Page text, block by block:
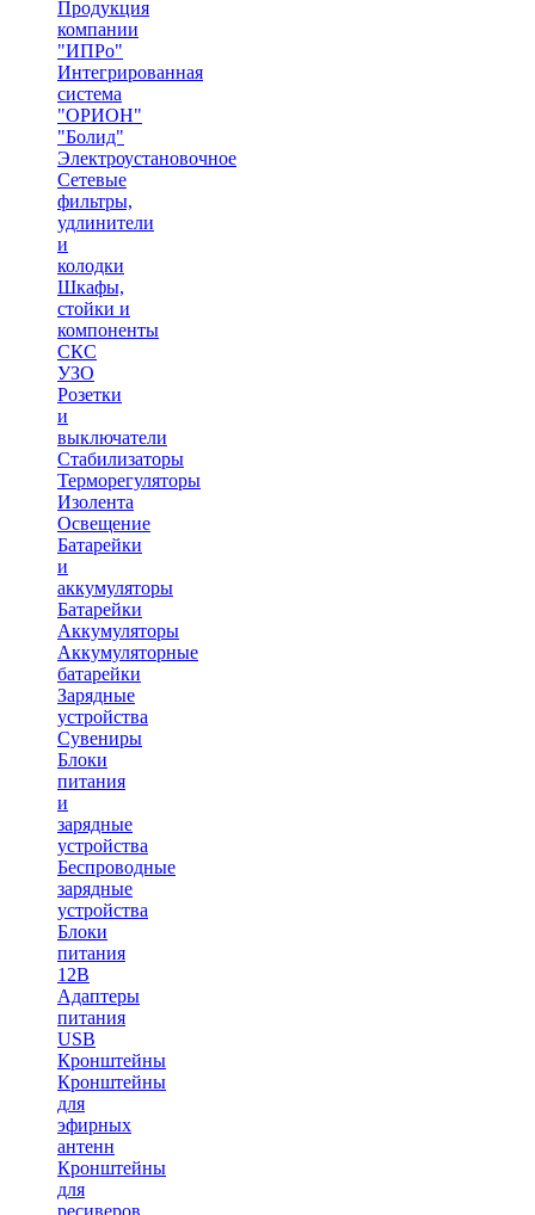
Продукция
компании
"ИПРо"
Интегрированная
система
"ОРИОН"
"Болид"
Электроустановочное
Сетевые
фильтры,
удлинители
и
колодки
Шкафы,
стойки и
компоненты
СКС
УЗО
Розетки
и
выключатели
Стабилизаторы
Терморегуляторы
Изолента
Освещение
Батарейки
и
аккумуляторы
Батарейки
Аккумуляторы
Аккумуляторные
батарейки
Зарядные
устройства
Сувениры
Блоки
питания
и
зарядные
устройства
Беспроводные
зарядные
устройства
Блоки
питания
12В
Адаптеры
питания
USB
Кронштейны
Кронштейны
для
эфирных
антенн
Кронштейны
для
ресиверов